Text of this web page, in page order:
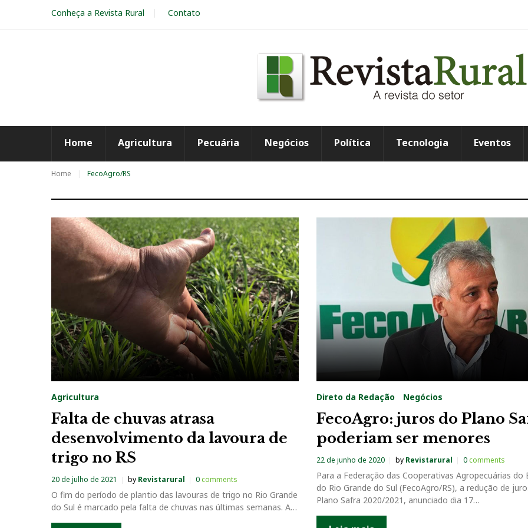
i
e
Conheça a Revista Rural Contato
Home Agricultura Pecuária Negócios Política Tecnologia Eventos
Home FecoAgro/RS
T
g
:
F
e
c
o
A
g
Agricultura
Falta de chuvas atrasa
desenvolvimento da lavoura de
trigo no RS
20 de julho de 2021 by Revistarural 0comments
O fim do período de plantio das lavouras de trigo no Rio Grande
do Sul é marcado pela falta de chuvas nas últimas semanas. A…
Direto da Redação Negócios
FecoAgro: juros do Plano
poderiam ser menores
22 de junho de 2020 by Revistarural 0comments
Para a Federação das Cooperativas Agropecuárias do
do Rio Grande do Sul (FecoAgro/RS), a redução de
Plano Safra 2020/2021, anunciado dia 17…